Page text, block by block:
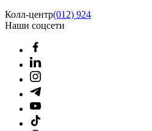
Колл-центр(012) 924
Наши соцсети